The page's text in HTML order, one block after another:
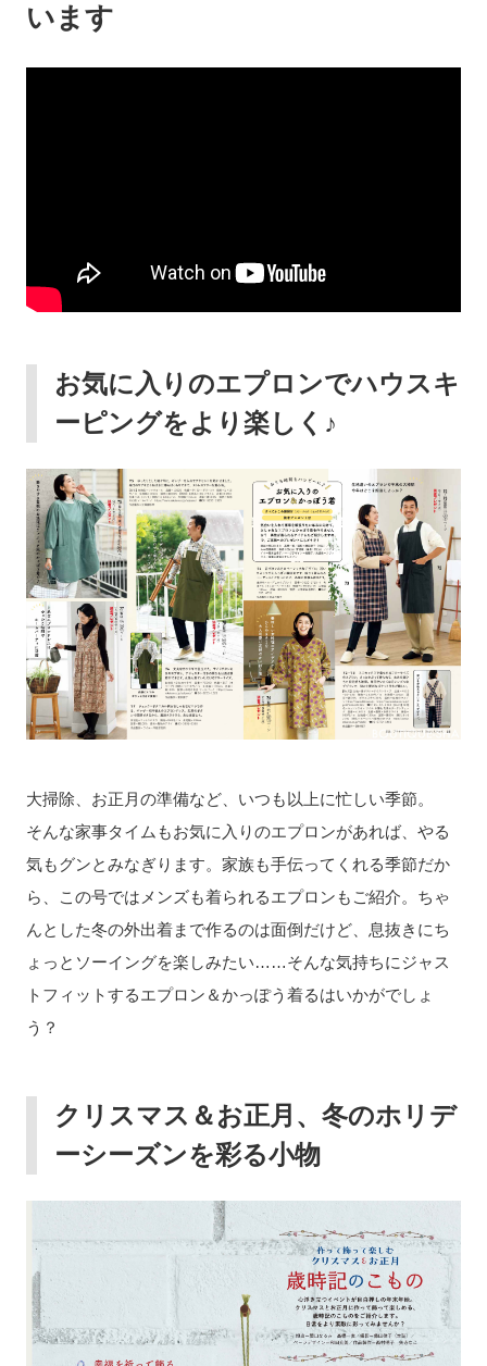
います
お気に入りのエプロンでハウスキ
ーピングをより楽しく♪
大掃除、お正月の準備など、いつも以上に忙しい季節。
そんな家事タイムもお気に入りのエプロンがあれば、やる
気もグンとみなぎります。家族も手伝ってくれる季節だか
ら、この号ではメンズも着られるエプロンもご紹介。ちゃ
んとした冬の外出着まで作るのは面倒だけど、息抜きにち
ょっとソーイングを楽しみたい……そんな気持ちにジャス
トフィットするエプロン＆かっぽう着るはいかがでしょ
う？
クリスマス＆お正月、冬のホリデ
ーシーズンを彩る小物